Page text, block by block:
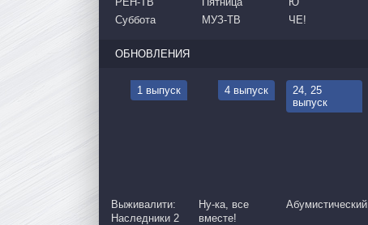
Суббота
МУЗ-ТВ
ЧЕ!
ОБНОВЛЕНИЯ
1 выпуск
Выживалити:
Наследники 2
4 выпуск
Ну-ка, все
вместе!
24, 25
выпуск
Абумистический